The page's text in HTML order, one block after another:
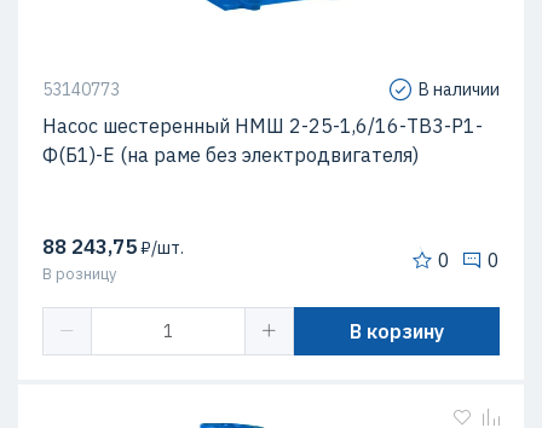
53140773 В наличии
Насос шестеренный НМШ 2-25-1,6/16-ТВ3-Р1-
Ф(Б1)-Е (на раме без электродвигателя)
88 243,75₽/шт.
В розницу
0 0
В корзину